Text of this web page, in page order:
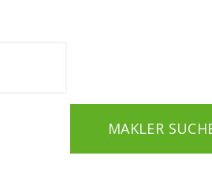
MAKLER